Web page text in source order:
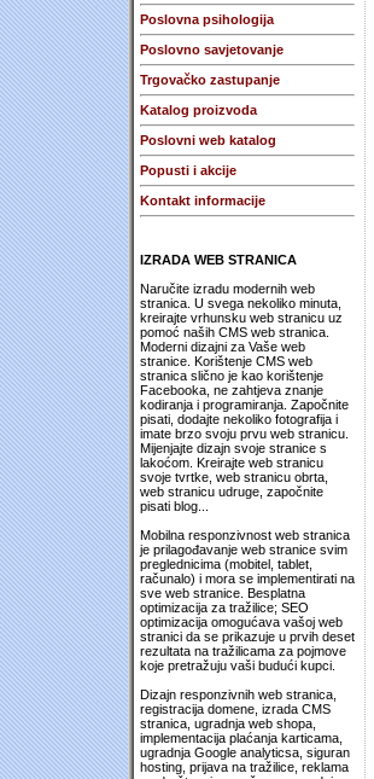
Poslovna psihologija
Poslovno savjetovanje
Trgovačko zastupanje
Katalog proizvoda
Poslovni web katalog
Popusti i akcije
Kontakt informacije
IZRADA WEB STRANICA
Naručite izradu modernih web
stranica. U svega nekoliko minuta,
kreirajte vrhunsku web stranicu uz
pomoć naših CMS web stranica.
Moderni dizajni za Vaše web
stranice. Korištenje CMS web
stranica slično je kao korištenje
Facebooka, ne zahtjeva znanje
kodiranja i programiranja. Započnite
pisati, dodajte nekoliko fotografija i
imate brzo svoju prvu web stranicu.
Mijenjajte dizajn svoje stranice s
lakoćom. Kreirajte web stranicu
svoje tvrtke, web stranicu obrta,
web stranicu udruge, započnite
pisati blog...
Mobilna responzivnost web stranica
je prilagođavanje web stranice svim
preglednicima (mobitel, tablet,
računalo) i mora se implementirati na
sve web stranice. Besplatna
optimizacija za tražilice; SEO
optimizacija omogućava vašoj web
stranici da se prikazuje u prvih deset
rezultata na tražilicama za pojmove
koje pretražuju vaši budući kupci.
Dizajn responzivnih web stranica,
registracija domene, izrada CMS
stranica, ugradnja web shopa,
implementacija plaćanja karticama,
ugradnja Google analyticsa, siguran
hosting, prijava na tražilice, reklama